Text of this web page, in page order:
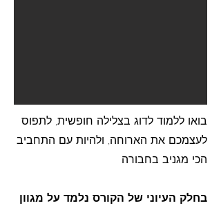
בואו ללמוד לדוג בצלילה חופשית, לתפוס
לעצמכם את הארוחה, ולהיות עם התחביב
הכי מגניב בחבורה
בחלק העיוני של הקורס נלמד על מגוון